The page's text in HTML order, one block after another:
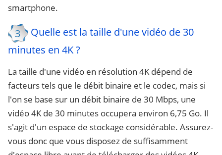
smartphone.
3
Quelle est la taille d'une vidéo de 30
minutes en 4K ?
La taille d'une vidéo en résolution 4K dépend de
facteurs tels que le débit binaire et le codec, mais si
l'on se base sur un débit binaire de 30 Mbps, une
vidéo 4K de 30 minutes occupera environ 6,75 Go. Il
s'agit d'un espace de stockage considérable. Assurez-
vous donc que vous disposez de suffisamment